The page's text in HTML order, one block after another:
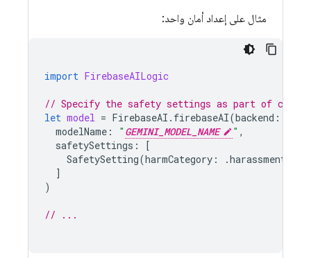
مثال على إعداد أمان واحد:
import FirebaseAILogic
// Specify the safety settings as part of
let model = FirebaseAI . firebaseAI(backend :
modelName : " GEMINI_MODEL_NAME " ,
safetySettings :
[
SafetySetting(harmCategory : .harassment
]
)
// ...